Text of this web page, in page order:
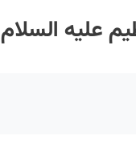
علیه السلام